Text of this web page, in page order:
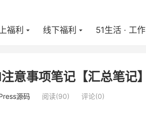
福利 线下福利 51生活 · 工作
WordPress源码  正文
意事项笔记【汇总笔记】
源码 阅读(90) 评论(0)